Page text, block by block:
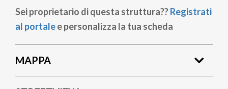
Sei proprietario di questa struttura??Registrati
al portalee personalizza la tua scheda
MAPPA